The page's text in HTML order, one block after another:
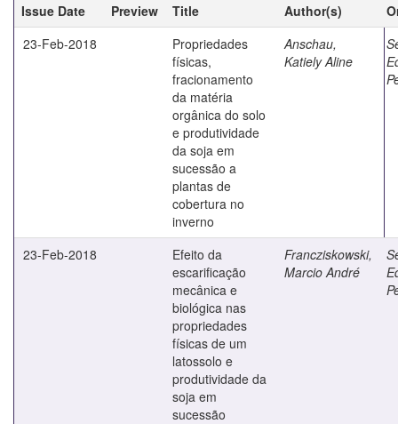
Issue Date
Preview Title Author(s)
23-Feb-2018
Propriedades
físicas,
fracionamento
da matéria
orgânica do solo
e produtividade
da soja em
sucessão a
plantas de
cobertura no
inverno
Anschau,
Katiely Aline
23-Feb-2018
Efeito da
escarificação
mecânica e
biológica nas
propriedades
físicas de um
latossolo e
produtividade da
soja em
sucessão
Francziskowski,
Marcio André